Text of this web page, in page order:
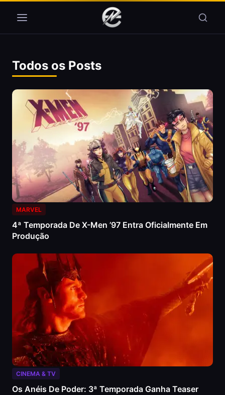
Todos os Posts
MARVEL
4ª Temporada De X-Men ’97 Entra Oficialmente Em
Produção
CINEMA & TV
Os Anéis De Poder: 3ª Temporada Ganha Teaser